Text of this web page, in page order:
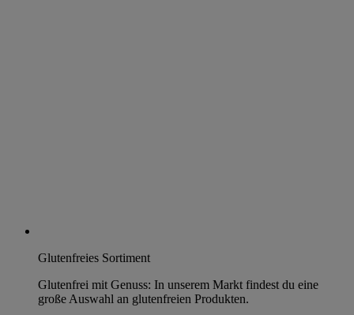
Glutenfreies Sortiment
Glutenfrei mit Genuss: In unserem Markt findest du eine
große Auswahl an glutenfreien Produkten.